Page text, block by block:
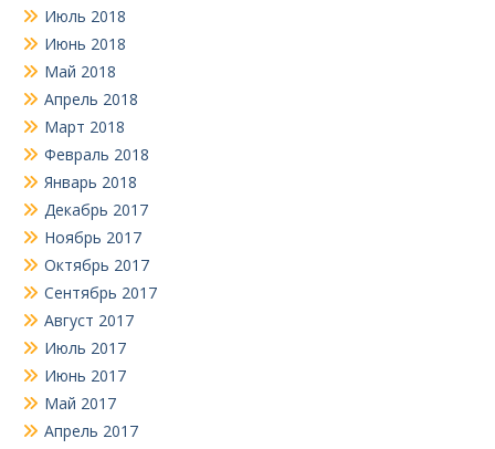
Июль 2018
Июнь 2018
Май 2018
Апрель 2018
Март 2018
Февраль 2018
Январь 2018
Декабрь 2017
Ноябрь 2017
Октябрь 2017
Сентябрь 2017
Август 2017
Июль 2017
Июнь 2017
Май 2017
Апрель 2017